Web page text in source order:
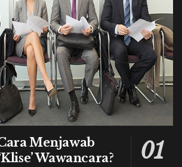
Menjawab
Wawancara?